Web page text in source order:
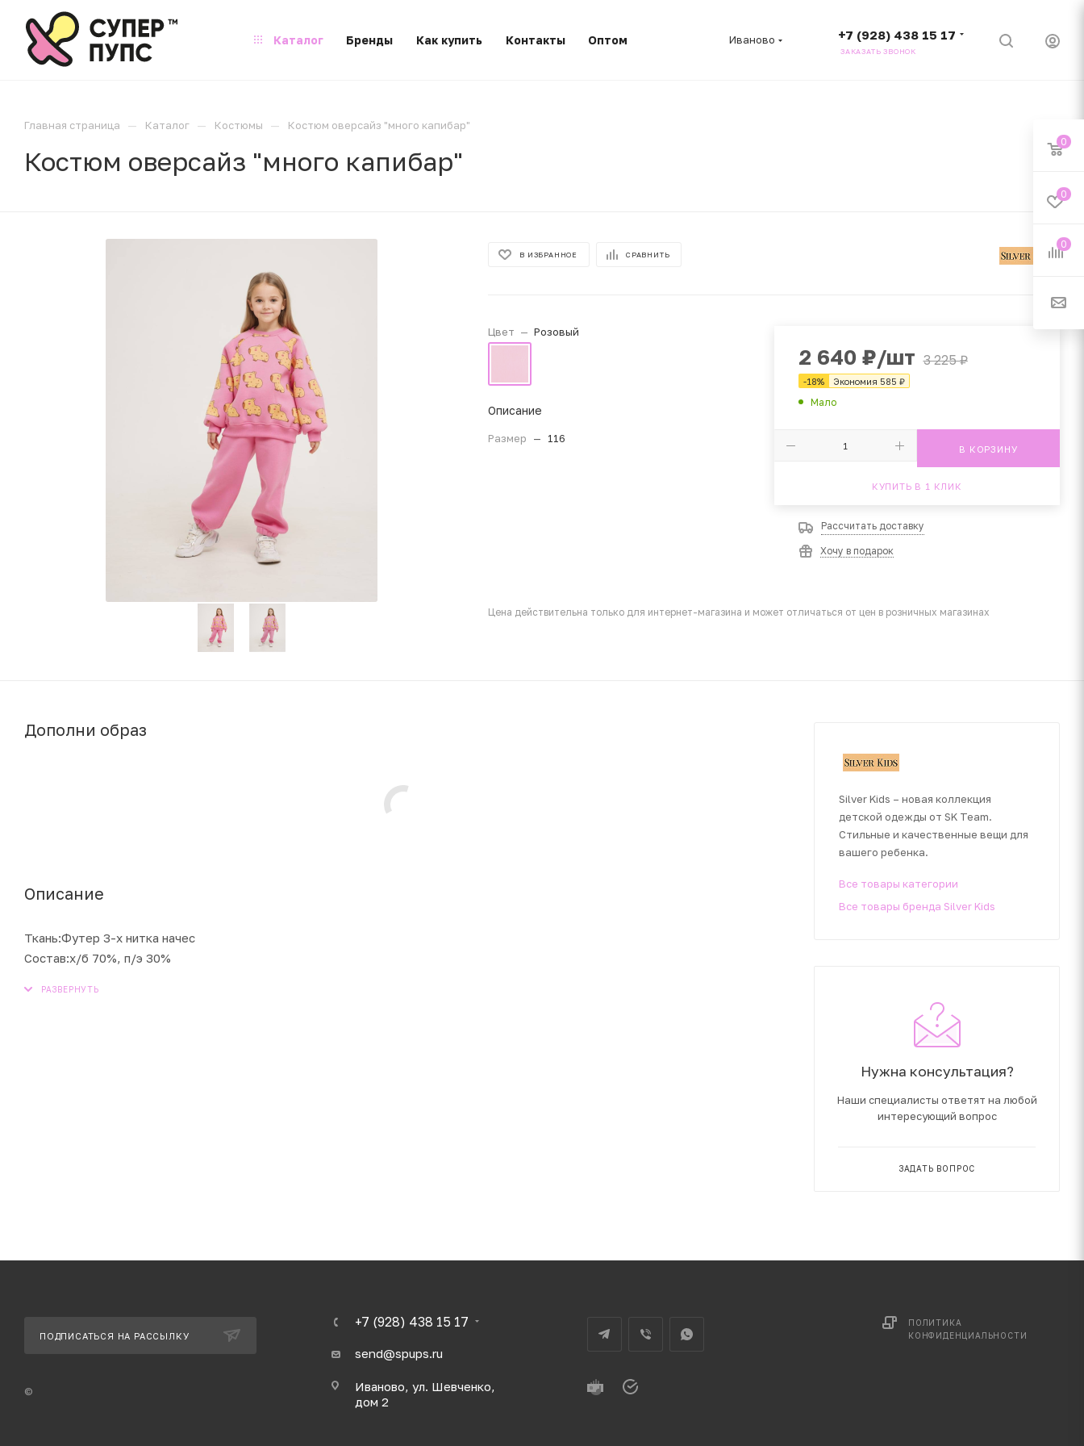
Иваново +7 (928) 438 15 17
ЗАКАЗАТЬ ЗВОНОК
Каталог Бренды Как купить Контакты Оптом
Главная страница — Каталог — Костюмы — Костюм оверсайз "много капибар"
Костюм оверсайз "много капибар"
В ИЗБРАННОЕ СРАВНИТЬ
Цвет — Розовый
Описание
Размер — 116
2 640 ₽/шт 3 225₽
-18% Экономия 585 ₽
Мало
В КОРЗИНУ
КУПИТЬ В 1 КЛИК
Рассчитать доставку
Хочу в подарок
Цена действительна только для интернет-магазина и может отличаться от цен в розничных магазинах
Дополни образ
Описание
Ткань:Футер 3-х нитка начес
Состав:х/б 70%, п/э 30%
Silver Kids – новая коллекция
детской одежды от SK Team.
Стильные и качественные вещи для
вашего ребенка.
Все товары категории
Все товары бренда Silver Kids
Нужна консультация?
Наши специалисты ответят на любой
интересующий вопрос
ЗАДАТЬ ВОПРОС
ПОДПИСАТЬСЯ НА РАССЫЛКУ
©
+7 (928) 438 15 17
send@spups.ru
Иваново, ул. Шевченко,
дом 2
ПОЛИТИКА
КОНФИДЕНЦИАЛЬНОСТИ
0
0
0